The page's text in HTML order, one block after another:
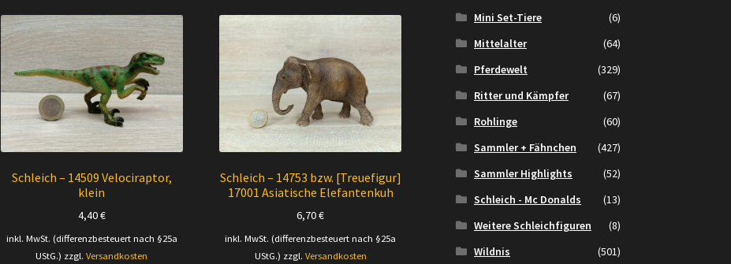
Schleich – 14509 Velociraptor,
klein
4,40€
inkl. MwSt. (differenzbesteuert nach §25a
UStG.) zzgl.Versandkosten
Schleich – 14753 bzw. [Treuefigur]
17001 Asiatische Elefantenkuh
6,70€
inkl. MwSt. (differenzbesteuert nach §25a
UStG.) zzgl. Versandkosten
Mini Set-Tiere
(6)
Mittelalter
(64)
Pferdewelt
(329)
Ritter und Kämpfer
(67)
Rohlinge
(60)
Sammler + Fähnchen
(427)
Sammler Highlights
(52)
Schleich - Mc Donalds
(13)
Weitere Schleichfiguren
(8)
Wildnis
(501)